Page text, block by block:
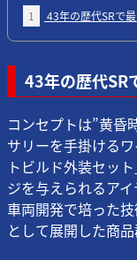
1 43年の歴代SRで
43年の歴代SR
コンセプトは”黄
サリーを手掛ける
トビルド外装セッ
ジを与えられるア
車両開発で培った
として展開した商品